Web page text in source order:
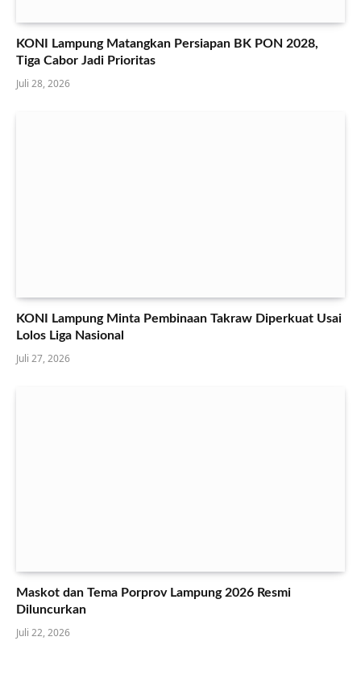
KONI Lampung Matangkan Persiapan BK PON 2028,
Tiga Cabor Jadi Prioritas
Juli 28, 2026
KONI Lampung Minta Pembinaan Takraw Diperkuat Usai
Lolos Liga Nasional
Juli 27, 2026
Maskot dan Tema Porprov Lampung 2026 Resmi
Diluncurkan
Juli 22, 2026